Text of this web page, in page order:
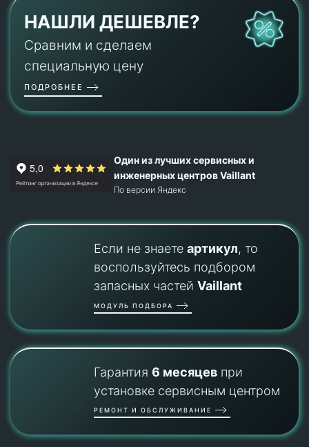
НАШЛИ ДЕШЕВЛЕ?
Сравним и сделаем
специальную цену
ПОДРОБНЕЕ
Один из лучших сервисных и
инженерных центров Vaillant
По версии Яндекс
Если не знаете артикул, то
воспользуйтесь подбором
запасных частей Vaillant
МОДУЛЬ ПОДБОРА
Гарантия 6 месяцевпри
установке сервисным центром
РЕМОНТ И ОБСЛУЖИВАНИЕ